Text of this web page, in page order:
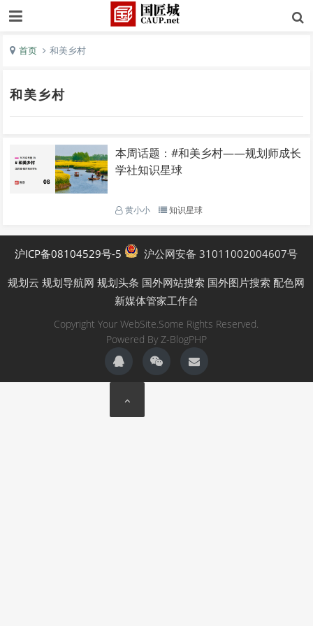
首页 和美乡村
和美乡村
本周话题：#和美乡村——规划师成长
学社知识星球
黄小小 知识星球
沪ICP备08104529号-5 沪公网安备 31011002004607号
规划云 规划导航网 规划头条 国外网站搜索 国外图片搜索 配色网
新媒体管家工作台
Copyright Your WebSite.Some Rights Reserved.
Powered By Z-BlogPHP